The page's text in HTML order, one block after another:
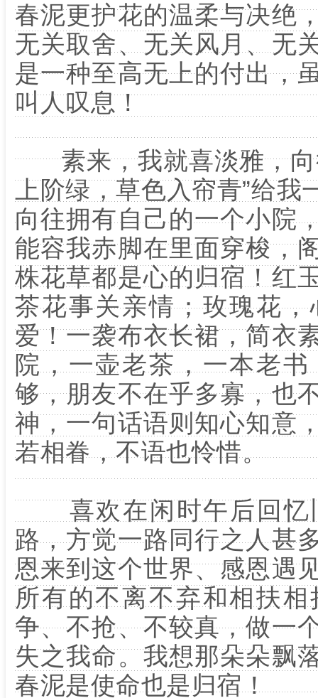
春泥更护花的温柔与决绝
无关取舍、无关风月、无
是一种至高无上的付出，
叫人叹息！
素来，我就喜淡雅，向
上阶绿，草色入帘青”给我
向往拥有自己的一个小院
能容我赤脚在里面穿梭，
株花草都是心的归宿！红
茶花事关亲情；玫瑰花
爱！一袭布衣长裙，简衣
院，一壶老茶，一本老
够，朋友不在乎多寡，也
神，一句话语则知心知意
若相眷，不语也怜惜。
喜欢在闲时午后回忆
路，方觉一路同行之人甚
恩来到这个世界、感恩遇
所有的不离不弃和相扶
争、不抢、不较真，做一
失之我命。我想那朵朵飘
春泥是使命也是归宿！